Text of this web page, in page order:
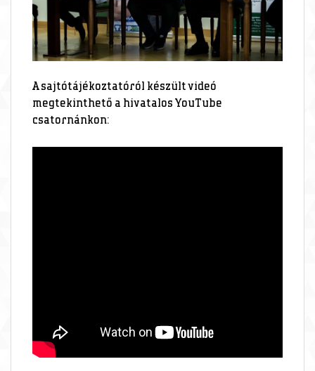
A sajtótájékoztatóról készült videó
megtekinthető a hivatalos YouTube
csatornánkon: